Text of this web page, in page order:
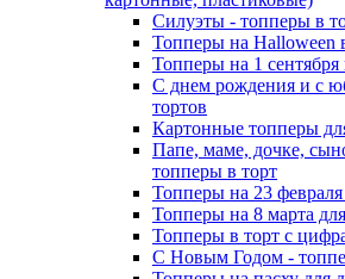
Силуэты - топперы в
Топперы на Halloween
Топперы на 1 сентября
С днем рождения и с
тортов
Картонные топперы
Папе, маме, дочке,
топперы в торт
Топперы на 23 февраля
Топперы на 8 марта
Топперы в торт с
С Новым Годом -